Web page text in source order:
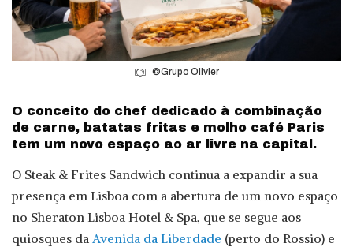
©Grupo Olivier
O conceito do chef dedicado à combinação
de carne, batatas fritas e molho café Paris
tem um novo espaço ao ar livre na capital.
O Steak & Frites Sandwich continua a expandir a sua
presença em Lisboa com a abertura de um novo espaço
no Sheraton Lisboa Hotel & Spa, que se segue aos
quiosques da Avenida da Liberdade (perto do Rossio) e